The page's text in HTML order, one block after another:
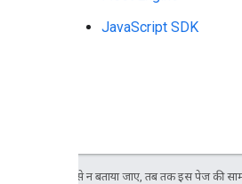
JavaScript SDK
जब तक कुछ अलग से न बताया जाए, तब तक इस पेज की